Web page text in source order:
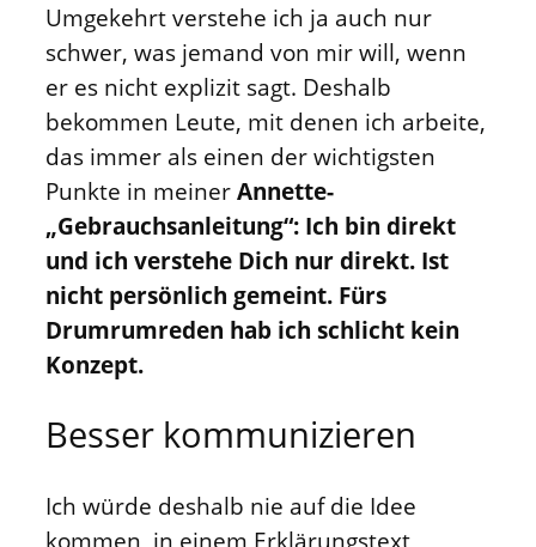
Umgekehrt verstehe ich ja auch nur
schwer, was jemand von mir will, wenn
er es nicht explizit sagt. Deshalb
bekommen Leute, mit denen ich arbeite,
das immer als einen der wichtigsten
Punkte in meiner Annette-
„Gebrauchsanleitung“: Ich bin direkt
und ich verstehe Dich nur direkt. Ist
nicht persönlich gemeint. Fürs
Drumrumreden hab ich schlicht kein
Konzept.
Besser kommunizieren
Ich würde deshalb nie auf die Idee
kommen, in einem Erklärungstext